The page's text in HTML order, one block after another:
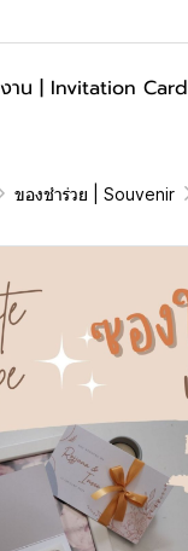
าน | Invitation Card
ของชำร่วย | Souvenir